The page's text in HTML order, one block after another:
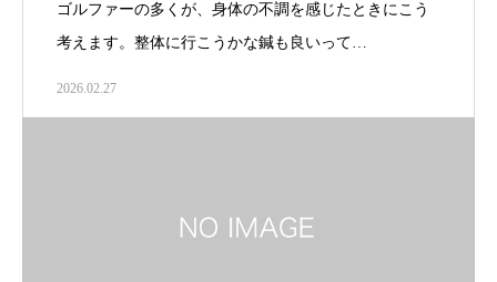
ゴルファーの多くが、身体の不調を感じたときにこう
考えます。整体に行こうかな鍼も良いって…
2026.02.27